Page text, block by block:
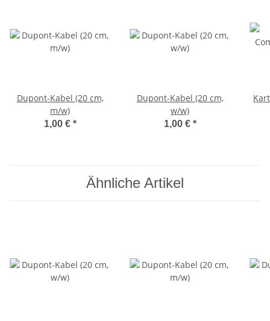
Dupont-Kabel (20 cm,
m/w)
1,00 € *
Dupont-Kabel (20 cm,
w/w)
1,00 € *
Ähnliche Artikel